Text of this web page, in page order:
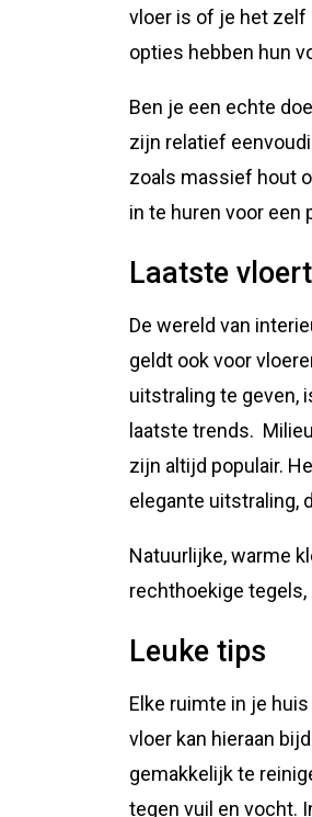
vloer is of je het zelf
opties hebben hun
Ben je een echte
zijn relatief
zoals massief hout
in te huren voor een
Laatste
De wereld van
geldt ook voor
uitstraling te geven,
laatste trends.
zijn altijd populair.
elegante uitstraling,
Natuurlijke, warme
rechthoekige
Leuke tips
Elke ruimte in je
vloer kan hieraan
gemakkelijk te
tegen vuil en vocht.